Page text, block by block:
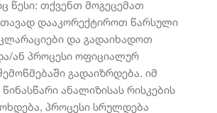
წესი: თქვენთ მოგეცემათ
დააკორექტიროთ წარსული
და გადაიხადოთ
ან პროცესი ოფიციალურ
გადაიზრდება. იმ
ანალიზისას რისკების
პროცესი სრულდება